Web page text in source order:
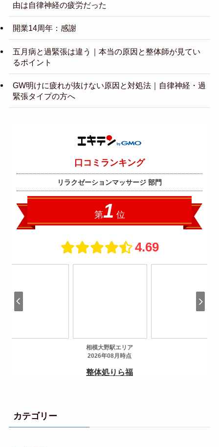
由は自律神経の疲労だった
開業14周年：感謝
五月病と過緊張は違う｜本当の原因と整体師が見てい
るポイント
GW明けに疲れが抜けない原因と対処法｜自律神経・過
緊張タイプの方へ
カテゴリー